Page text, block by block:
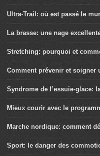
Ultra-Trail: où est passé le
La brasse: une nage
Stretching: pourquoi et
Comment prévenir et soigner
Syndrome de l’essuie-glace:
Mieux courir avec le
Marche nordique: comment
Sport: le danger des